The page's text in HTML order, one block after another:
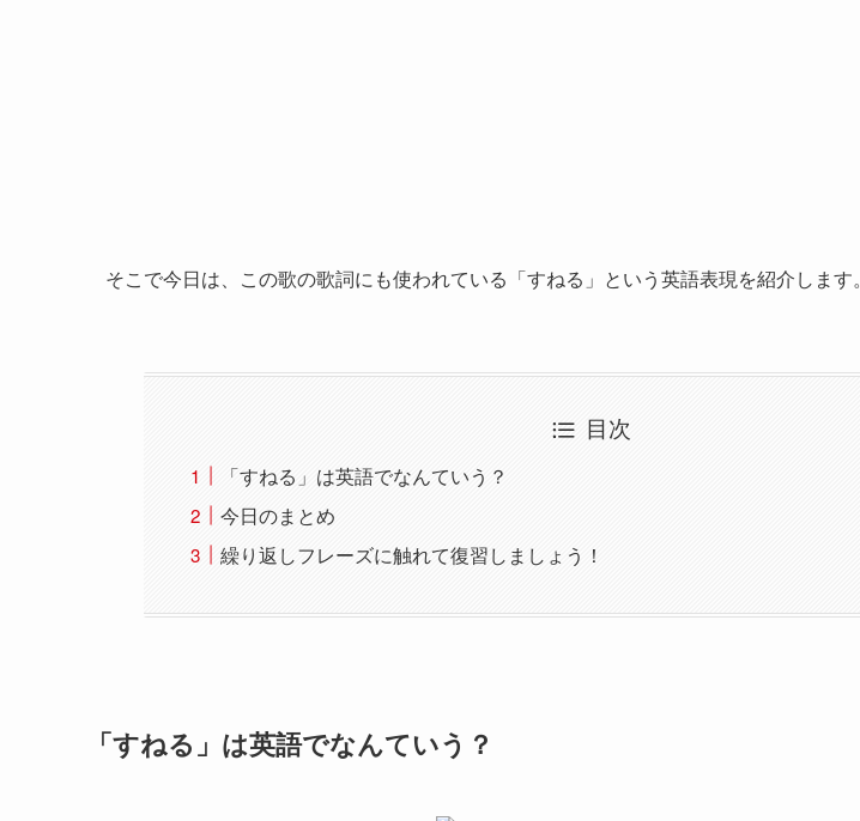
そこで今日は、この歌の歌詞にも使われている「すねる」という英語表現を紹介します。
目次
「すねる」は英語でなんていう？
今日のまとめ
繰り返しフレーズに触れて復習しましょう！
「すねる」は英語でなんていう？